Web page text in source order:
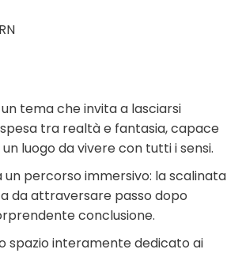
tema che invita a lasciarsi
tra realtà e fantasia, capace
luogo da vivere con tutti i sensi.
un percorso immersivo: la scalinata
da attraversare passo dopo
conclusione.
spazio interamente dedicato ai